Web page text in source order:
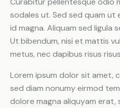
sodales ut. Sed sed quam ut
id magna. Aliquam sed ligula
Ut bibendum, nisi et mattis
metus, nec dapibus risus
Lorem ipsum dolor sit amet,
sed diam nonumy eirmod
dolore magna aliquyam erat,